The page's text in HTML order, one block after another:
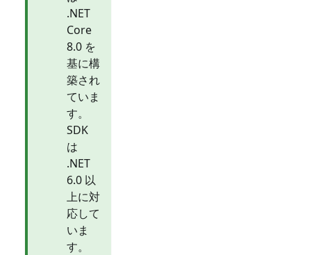
.NET
Core
8.0 を
基に構
築され
ていま
す。
SDK
は
.NET
6.0 以
上に対
応して
いま
す。